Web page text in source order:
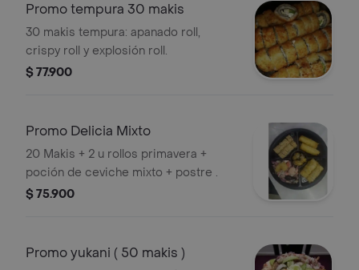
Promo tempura 30 makis
30 makis tempura: apanado roll,
crispy roll y explosión roll.
$ 77.900
Promo Delicia Mixto
20 Makis + 2 u rollos primavera +
poción de ceviche mixto + postre .
$ 75.900
Promo yukani ( 50 makis )